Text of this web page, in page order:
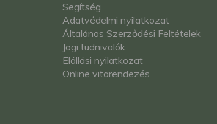
Segítség
Adatvédelmi nyilatkozat
Általános Szerződési Feltételek
Jogi tudnivalók
Elállási nyilatkozat
Online vitarendezés